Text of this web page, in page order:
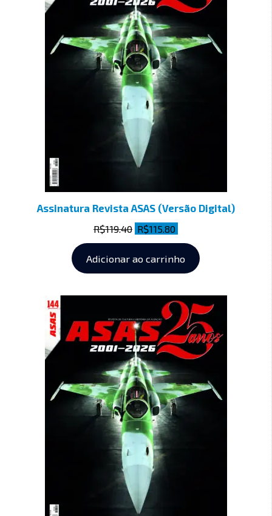
Assinatura Revista ASAS (Versão Digital)
R$119.40 R$115.80
Adicionar ao carrinho